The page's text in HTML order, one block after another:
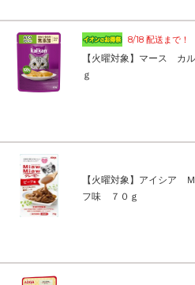
8/18 配送まで！
【火曜対象】マース カ
ｇ
【火曜対象】アイシア
フ味 ７０ｇ